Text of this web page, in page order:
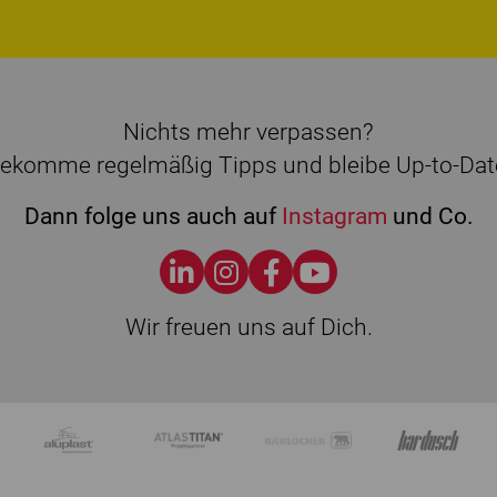
Nichts mehr verpassen?
regelmäßig Tipps und bleibe Up-to-
Dann folge uns auch auf Instagram und Co.
Wir freuen uns auf Dich.